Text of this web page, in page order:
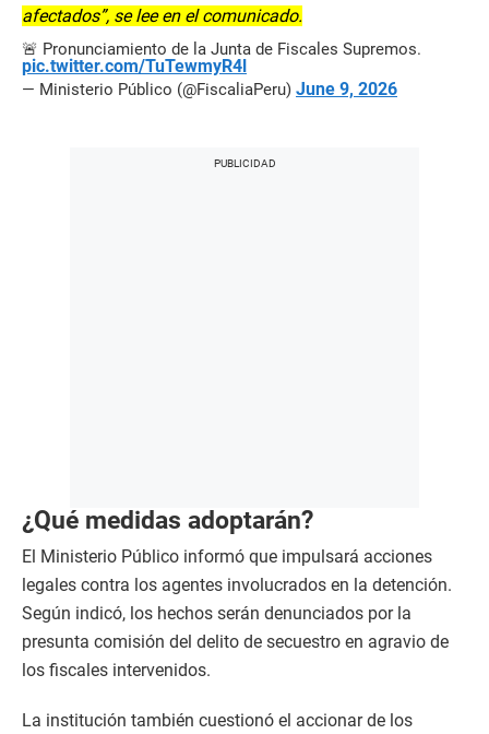
afectados”, se lee en el comunicado.
🚨 Pronunciamiento de la Junta de Fiscales Supremos.
pic.twitter.com/TuTewmyR4l
— Ministerio Público (@FiscaliaPeru) June 9, 2026
¿Qué medidas adoptarán?
El Ministerio Público informó que impulsará acciones
legales contra los agentes involucrados en la detención.
Según indicó, los hechos serán denunciados por la
presunta comisión del delito de secuestro en agravio de
los fiscales intervenidos.
La institución también cuestionó el accionar de los